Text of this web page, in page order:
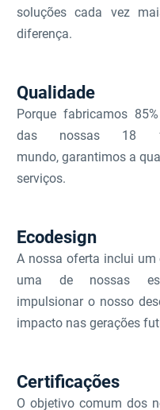
soluções cada vez
diferença.
Qualidade
Porque fabricamos
das nossas 18
mundo, garantimos a
serviços.
Ecodesign
A nossa oferta inclui um
uma de nossas
impulsionar o nosso
impacto nas gerações
Certificações
O objetivo comum dos